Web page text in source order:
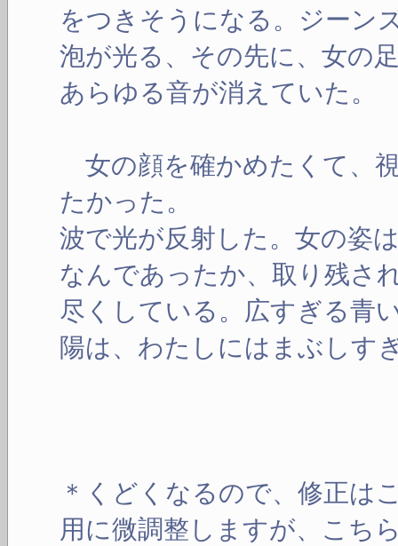
をつきそうになる。ジーン
泡が光る、その先に、女の
あらゆる音が消えていた。
女の顔を確かめたくて、
たかった。
波で光が反射した。女の姿
なんであったか、取り残さ
尽くしている。広すぎる青
陽は、わたしにはまぶしす
＊くどくなるので、修正は
用に微調整しますが、こち